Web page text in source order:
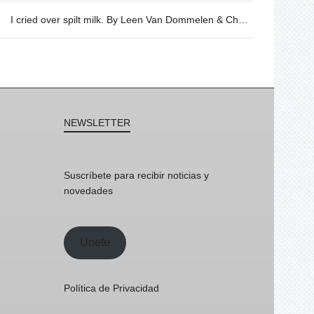
NEWSLETTER
Suscríbete para recibir noticias y
novedades
Únete
Política de Privacidad